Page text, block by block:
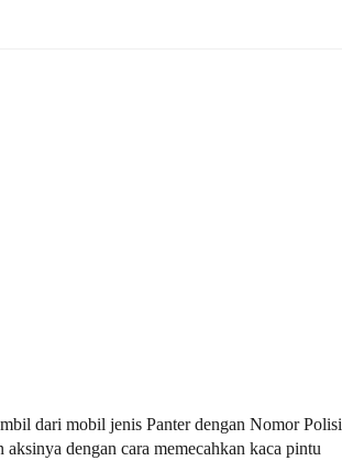
dari mobil jenis Panter dengan Nomor Polisi
dengan cara memecahkan kaca pintu